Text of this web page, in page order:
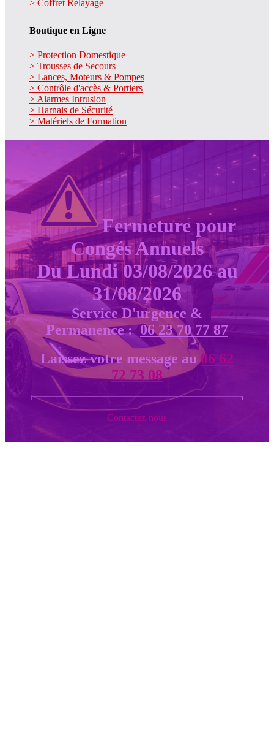
> Coffret Relayage
Boutique en Ligne
> Protection Domestique
> Trousses de Secours
> Lances, Moteurs & Pompes
> Contrôle d'accès & Portiers
> Alarmes Intrusion
> Harnais de Sécurité
> Matériels de Formation
Fermeture pour
Congés Annuels
Du Lundi 03/08/2026 au
31/08/2026
Service D'urgence &
Permanence :06 23 70 77 87
Laissez votre message au06 62
72 73 08
Contactez-nous